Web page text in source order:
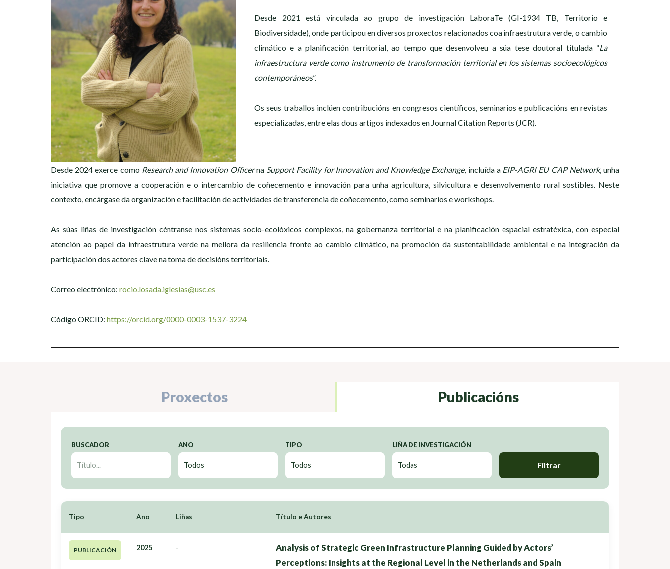
Desde 2021 está vinculada ao grupo de investigación LaboraTe (GI-1934 TB, Territorio e
Biodiversidade), onde participou en diversos proxectos relacionados coa infraestrutura verde, o cambio
climático e a planificación territorial, ao tempo que desenvolveu a súa tese doutoral titulada “La
infraestructura verde como instrumento de transformación territorial en los sistemas socioecológicos
contemporáneos”.
Os seus traballos inclúen contribucións en congresos científicos, seminarios e publicacións en revistas
especializadas, entre elas dous artigos indexados en Journal Citation Reports (JCR).
Desde 2024 exerce como Research and Innovation Officerna Support Facility for Innovation and Knowledge Exchange, incluída a EIP-AGRI EU CAP Network, unha
iniciativa que promove a cooperación e o intercambio de coñecemento e innovación para unha agricultura, silvicultura e desenvolvemento rural sostibles. Neste
contexto, encárgase da organización e facilitación de actividades de transferencia de coñecemento, como seminarios e workshops.
As súas liñas de investigación céntranse nos sistemas socio-ecolóxicos complexos, na gobernanza territorial e na planificación espacial estratéxica, con especial
atención ao papel da infraestrutura verde na mellora da resiliencia fronte ao cambio climático, na promoción da sustentabilidade ambiental e na integración da
participación dos actores clave na toma de decisións territoriais.
Correo electrónico: rocio.losada.iglesias@usc.es
Código ORCID: https://orcid.org/0000-0003-1537-3224
Proxectos Publicacións
BUSCADOR ANO TIPO LIÑA DE INVESTIGACIÓN
Filtrar
Tipo Ano Liñas Título e Autores
PUBLICACIÓN 2025 -
Analysis of Strategic Green Infrastructure Planning Guided by Actors’
Perceptions: Insights at the Regional Level in the Netherlands and Spain